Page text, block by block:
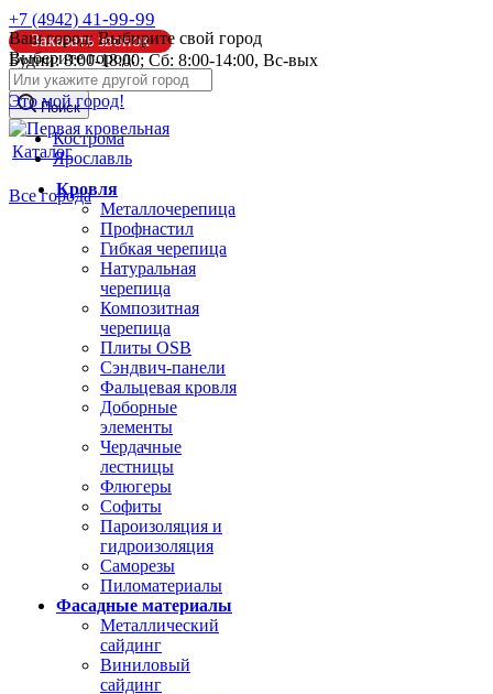
Ваш город: Выбирите свой город
Выберите город:
Это мой город!
Кострома
Ярославль
Все города
+7 (4942) 41-99-99
Заказать звонок
Будни: 8:00-18:00; Сб: 8:00-14:00, Вс-вых
info@pk44.ru
Поиск
Каталог
Кровля
Металлочерепица
Профнастил
Гибкая черепица
Натуральная
черепица
Композитная
черепица
Плиты OSB
Сэндвич-панели
Фальцевая кровля
Доборные
элементы
Чердачные
лестницы
Флюгеры
Софиты
Пароизоляция и
гидроизоляция
Саморезы
Пиломатериалы
Фасадные материалы
Металлический
сайдинг
Виниловый
сайдинг